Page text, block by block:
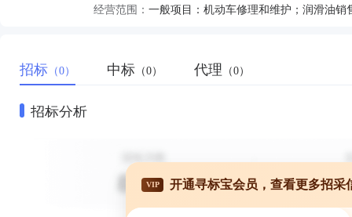
经营范围：
招标 （0） 中标 （0） 代理 （0）
招标分析
VIP 开通寻标宝会员，查看更多招采